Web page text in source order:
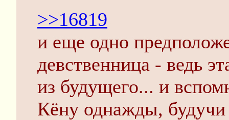
>>16819
и еще одно
девственница - ведь
из будущего... и
Кёну однажды, будучи